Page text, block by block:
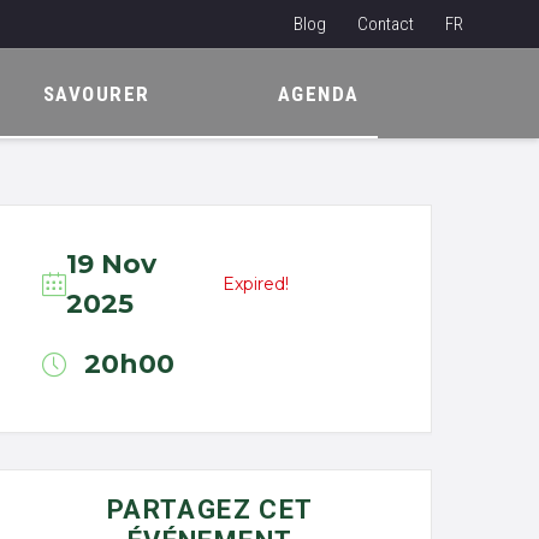
SAVOURER AGENDA
Blog Contact FR
19 Nov
2025
Expired!
20h00
PARTAGEZ CET